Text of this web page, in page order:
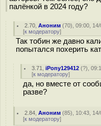
палёнкой в 2024 году?
2.70 ,Аноним (70), 09:00,
[к модератору]
Так тобин же давно
попытался похерить
3.71 ,iPony129412 (?),
[к модератору]
да, но вместе от
разве?
2.84 ,Аноним (85), 10:43,
[к модератору]